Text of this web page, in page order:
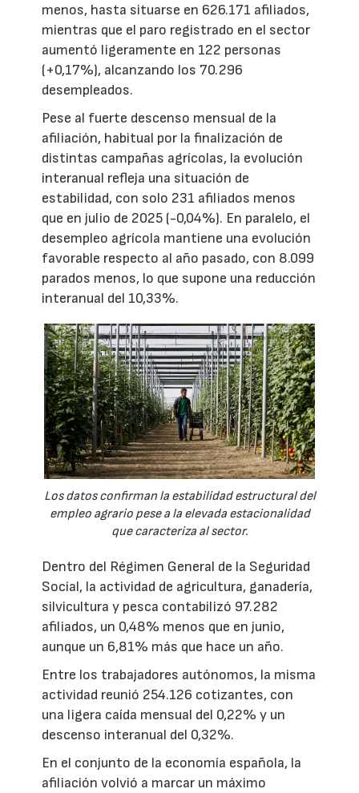
menos, hasta situarse en 626.171 afiliados,
mientras que el paro registrado en el sector
aumentó ligeramente en 122 personas
(+0,17%), alcanzando los 70.296
desempleados.
Pese al fuerte descenso mensual de la
afiliación, habitual por la finalización de
distintas campañas agrícolas, la evolución
interanual refleja una situación de
estabilidad, con solo 231 afiliados menos
que en julio de 2025 (-0,04%). En paralelo, el
desempleo agrícola mantiene una evolución
favorable respecto al año pasado, con 8.099
parados menos, lo que supone una reducción
interanual del 10,33%.
Los datos confirman la estabilidad estructural del
empleo agrario pese a la elevada estacionalidad
que caracteriza al sector.
Dentro del Régimen General de la Seguridad
Social, la actividad de agricultura, ganadería,
silvicultura y pesca contabilizó 97.282
afiliados, un 0,48% menos que en junio,
aunque un 6,81% más que hace un año.
Entre los trabajadores autónomos, la misma
actividad reunió 254.126 cotizantes, con
una ligera caída mensual del 0,22% y un
descenso interanual del 0,32%.
En el conjunto de la economía española, la
afiliación volvió a marcar un máximo